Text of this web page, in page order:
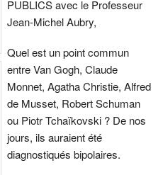
PUBLICS avec le Professeur
Jean-Michel Aubry,
Quel est un point commun
entre Van Gogh, Claude
Monnet, Agatha Christie, Alfred
de Musset, Robert Schuman
ou Piotr Tchaïkovski ? De nos
jours, ils auraient été
diagnostiqués bipolaires.